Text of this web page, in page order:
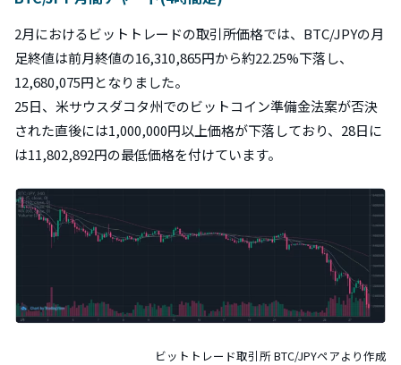
2月におけるビットトレードの取引所価格では、BTC/JPYの月
足終値は前月終値の16,310,865円から約22.25%下落し、
12,680,075円となりました。
25日、米サウスダコタ州でのビットコイン準備金法案が否決
された直後には1,000,000円以上価格が下落しており、28日に
は11,802,892円の最低価格を付けています。
ビットトレード取引所 BTC/JPYペアより作成